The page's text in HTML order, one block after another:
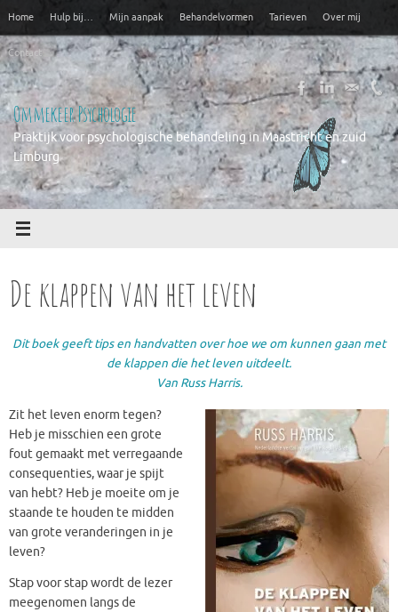
de
inhoud
Home Hulp bij… Mijn aanpak Behandelvormen Tarieven Over mij
Contact
Ommekeer Psychologie
Praktijk voor psychologische behandeling in Maastricht en zuid
Limburg
De klappen van het leven
Dit boek geeft tips en handvatten over hoe we om kunnen gaan met
de klappen die het leven uitdeelt.
Van Russ Harris.
Zit het leven enorm tegen?
Heb je misschien een grote
fout gemaakt met verregaande
consequenties, waar je spijt
van hebt? Heb je moeite om je
staande te houden te midden
van grote veranderingen in je
leven?
Stap voor stap wordt de lezer
meegenomen langs de